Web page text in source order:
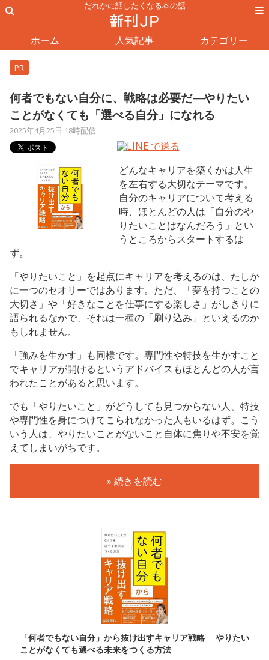
だれかに話したくなる本の話
ホーム 人気記事 カテゴリー
PR
何者でもない自分に、戦略は必要だ—やりたい
ことがなくても「選べる自分」になれる
2025年4月25日 18時配信
どんなキャリアを築くかは人生
を左右する大切なテーマです。
自分のキャリアについて考える
時、ほとんどの人は「自分のや
りたいことはなんだろう」とい
うところからスタートするは
ず。
「やりたいこと」を起点にキャリアを考えるのは、たしか
に一つのセオリーではあります。ただ、「夢を持つことの
大切さ」や「好きなことを仕事にする楽しさ」がしきりに
語られるなかで、それは一種の「刷り込み」といえるのか
もしれません。
「強みを生かす」も同様です。専門性や特技を生かすこと
でキャリアが開けるというアドバイスもほとんどの人が言
われたことがあると思います。
でも「やりたいこと」がどうしても見つからない人、特技
や専門性を身につけてこられなかった人もいるはず。こう
いう人は、やりたいことがないこと自体に焦りや不安を覚
えてしまいがちです。
» 続きを読む
「何者でもない自分」から抜け出すキャリア戦略 やりたい
ことがなくても選べる未来をつくる方法